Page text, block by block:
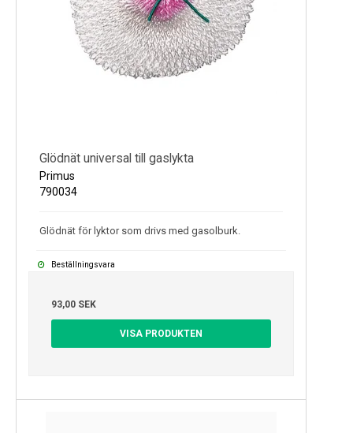
Glödnät universal till gaslykta
Primus
790034
Glödnät för lyktor som drivs med gasolburk.
Beställningsvara
93,00 SEK
VISA PRODUKTEN